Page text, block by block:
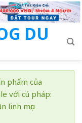
DU
phẩm của
với cú pháp:
linh mục